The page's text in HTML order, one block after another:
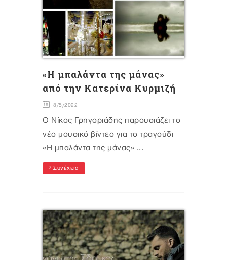
«H μπαλάντα της μάνας»
από την Κατερίνα Κυρμιζή
8/5/2022
Ο Νίκος Γρηγοριάδης παρουσιάζει το
νέο μουσικό βίντεο για το τραγούδι
«Η μπαλάντα της μάνας» ...
Συνέχεια